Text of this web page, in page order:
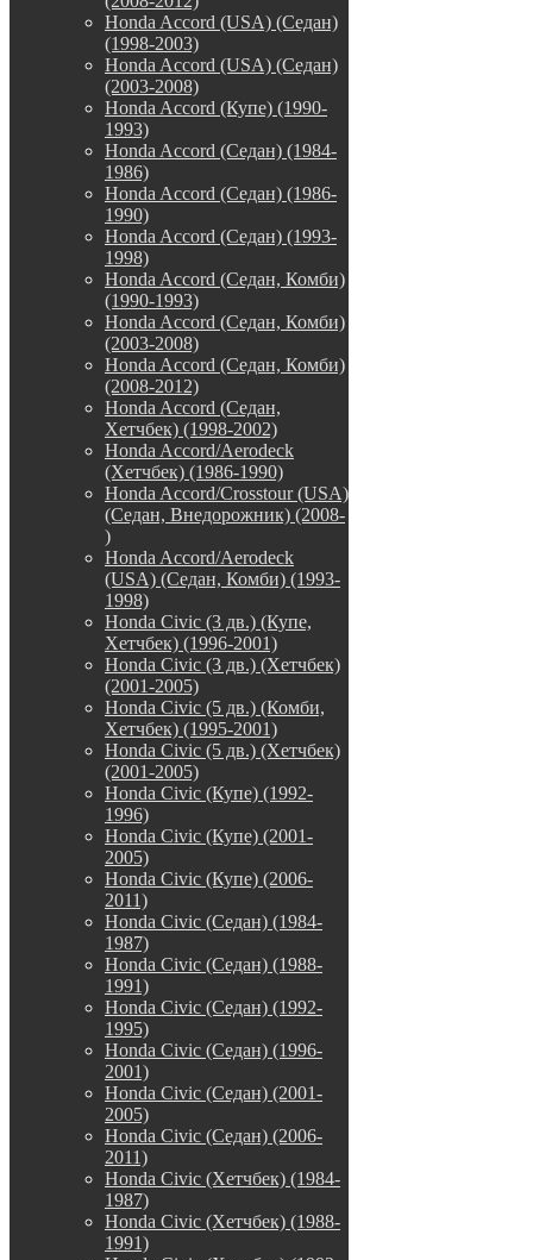
Honda Accord (USA) (Седан)
(1998-2003)
Honda Accord (USA) (Седан)
(2003-2008)
Honda Accord (Купе) (1990-
1993)
Honda Accord (Седан) (1984-
1986)
Honda Accord (Седан) (1986-
1990)
Honda Accord (Седан) (1993-
1998)
Honda Accord (Седан, Комби)
(1990-1993)
Honda Accord (Седан, Комби)
(2003-2008)
Honda Accord (Седан, Комби)
(2008-2012)
Honda Accord (Седан,
Хетчбек) (1998-2002)
Honda Accord/Aerodeck
(Хетчбек) (1986-1990)
Honda Accord/Crosstour (USA)
(Седан, Внедорожник) (2008-
)
Honda Accord/Аerodeck
(USA) (Седан, Комби) (1993-
1998)
Honda Civic (3 дв.) (Купе,
Хетчбек) (1996-2001)
Honda Civic (3 дв.) (Хетчбек)
(2001-2005)
Honda Civic (5 дв.) (Комби,
Хетчбек) (1995-2001)
Honda Civic (5 дв.) (Хетчбек)
(2001-2005)
Honda Civic (Купе) (1992-
1996)
Honda Civic (Купе) (2001-
2005)
Honda Civic (Купе) (2006-
2011)
Honda Civic (Седан) (1984-
1987)
Honda Civic (Седан) (1988-
1991)
Honda Civic (Седан) (1992-
1995)
Honda Civic (Седан) (1996-
2001)
Honda Civic (Седан) (2001-
2005)
Honda Civic (Седан) (2006-
2011)
Honda Civic (Хетчбек) (1984-
1987)
Honda Civic (Хетчбек) (1988-
1991)